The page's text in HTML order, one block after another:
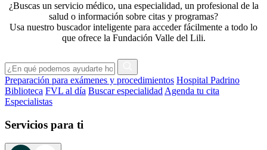
¿Buscas un servicio médico, una especialidad, un profesional de la
salud o información sobre citas y programas?
Usa nuestro buscador inteligente para acceder fácilmente a todo lo
que ofrece la Fundación Valle del Lili.
Preparación para exámenes y procedimientos Hospital Padrino
Biblioteca FVL al día Buscar especialidad Agenda tu cita
Especialistas
Servicios para ti